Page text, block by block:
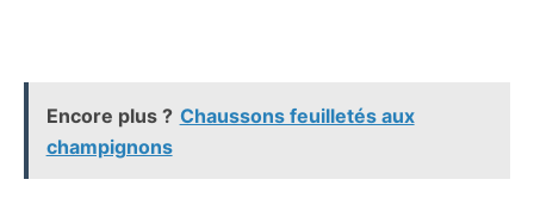
Encore plus ? Chaussons feuilletés aux
champignons